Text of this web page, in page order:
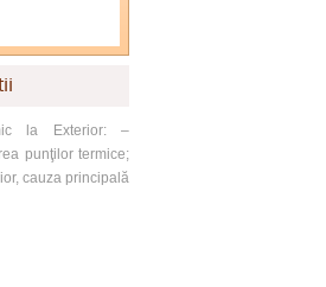
la Exterior: –
punţilor termice;
cauza principală